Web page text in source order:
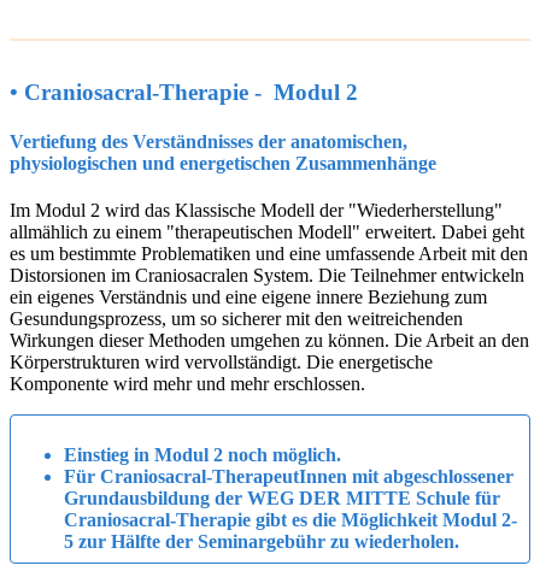
• Craniosacral-Therapie - Modul 2
Vertiefung des Verständnisses der anatomischen,
physiologischen und energetischen Zusammenhänge
Im Modul 2 wird das Klassische Modell der "Wiederherstellung"
allmählich zu einem "therapeutischen Modell" erweitert. Dabei geht
es um bestimmte Problematiken und eine umfassende Arbeit mit den
Distorsionen im Craniosacralen System. Die Teilnehmer entwickeln
ein eigenes Verständnis und eine eigene innere Beziehung zum
Gesundungsprozess, um so sicherer mit den weitreichenden
Wirkungen dieser Methoden umgehen zu können. Die Arbeit an den
Körperstrukturen wird vervollständigt. Die energetische
Komponente wird mehr und mehr erschlossen.
Einstieg in Modul 2 noch möglich.
Für Craniosacral-TherapeutInnen mit abgeschlossener
Grundausbildung der WEG DER MITTE Schule für
Craniosacral-Therapie gibt es die Möglichkeit Modul 2-
5 zur Hälfte der Seminargebühr zu wiederholen.